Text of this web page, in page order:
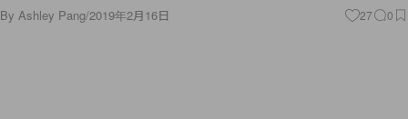
By Ashley Pang/2019年2月16日 27 0